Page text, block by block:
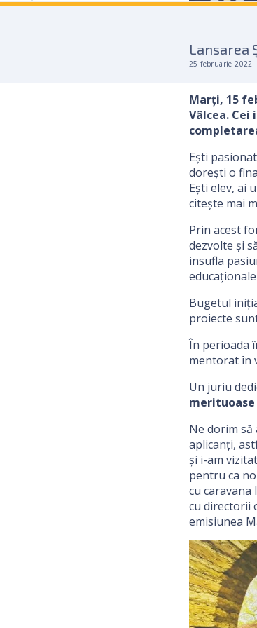
Lansarea
25 februarie 2022
Marți, 15
Vâlcea.
Eşti
doreşti o
Eşti elev, ai
citește mai
Prin acest
dezvolte și
insufla
Bugetul
proiecte
În perioada
mentorat în
Un juriu
Ne dorim
aplicanți,
și i-am
pentru ca
cu caravana
cu directorii
emisiunea